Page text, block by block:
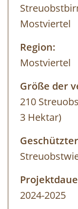
Mostviertel
Region:
Mostviertel
Größe der
210
3 Hektar)
2024-2025